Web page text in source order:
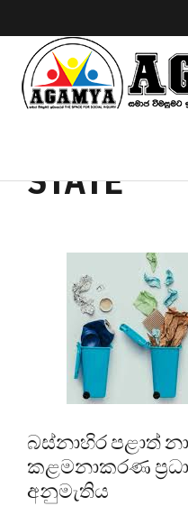
STATE
බස්නාහිර පළාත්
කළමනාකරණ
අනුමැතිය